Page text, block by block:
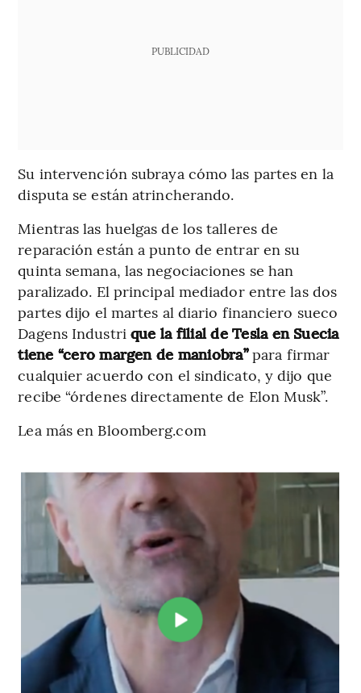
PUBLICIDAD
Su intervención subraya cómo las partes en la
disputa se están atrincherando.
Mientras las huelgas de los talleres de
reparación están a punto de entrar en su
quinta semana, las negociaciones se han
paralizado. El principal mediador entre las dos
partes dijo el martes al diario financiero sueco
Dagens Industri que la filial de Tesla en Suecia
tiene “cero margen de maniobra”para firmar
cualquier acuerdo con el sindicato, y dijo que
recibe “órdenes directamente de Elon Musk”.
Lea más en Bloomberg.com